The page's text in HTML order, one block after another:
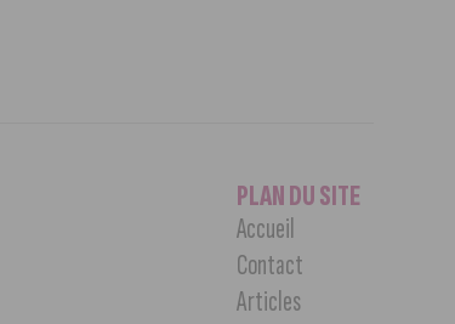
PLAN DU SITE
Accueil
Contact
Articles